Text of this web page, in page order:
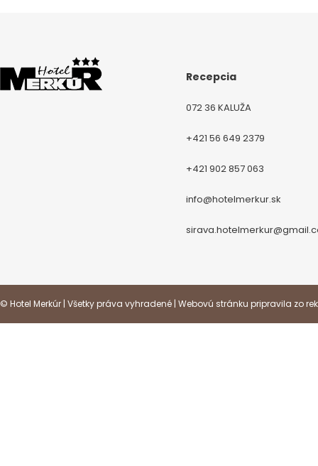
Recepcia
072 36 KALUŽA
+421 56 649 2379
+421 902 857 063
info@hotelmerkur.sk
© Hotel Merkúr | Všetky práva vyhradené | Webovú stránku pripravila zo